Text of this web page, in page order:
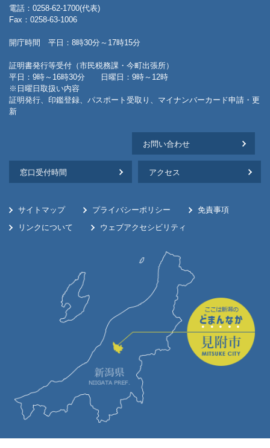
電話：0258-62-1700(代表)
Fax：0258-63-1006
開庁時間 平日：8時30分～17時15分
証明書発行等受付（市民税務課・今町出張所）
平日：9時～16時30分 日曜日：9時～12時
※日曜日取扱い内容
証明発行、印鑑登録、パスポート受取り、マイナンバーカード申請・更
新
お問い合わせ
窓口受付時間 アクセス
サイトマップ プライバシーポリシー
免責事項
リンクについて
ウェブアクセシビリティ